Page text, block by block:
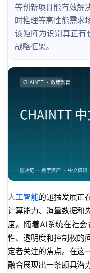
等创新项目能有效解
时推理等高性能需求
该矩阵为识别真正有
战略框架。
人工智能的迅猛发展正
计算能力、海量数据和
度。随着AI系统在社
性、透明度和控制权的
定者关注的焦点。在这
融合展现出一条颇具潜